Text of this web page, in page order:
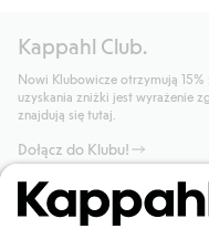
Kappahl Club.
Nowi Klubowicze otrzymują
uzyskania zniżki jest wyrażenie
znajdują się tutaj.
Dołącz do Klubu!